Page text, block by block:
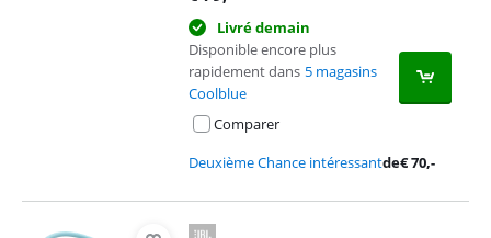
Livré demain
Disponible encore plus
rapidement dans 5 magasins
Coolblue
Comparer
Deuxième Chance intéressantde€70,-